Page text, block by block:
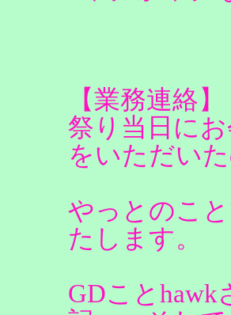
【業務連絡】
祭り当日に
をいただいた
やっとのこ
たします。
GDことhawk